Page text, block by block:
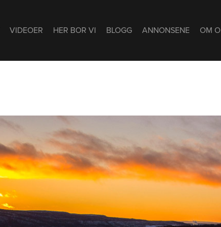
VIDEOER HER BOR VI BLOGG ANNONSENE OM